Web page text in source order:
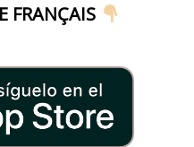
FRANÇAIS